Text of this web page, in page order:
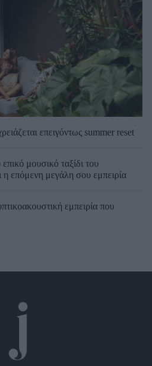
επειγόντως summer reset
μουσικό ταξίδι του
η επόμενη μεγάλη σου εμπειρία
εμπειρία που